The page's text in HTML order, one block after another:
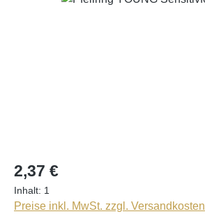
2,37 €
Inhalt: 1
Preise inkl. MwSt. zzgl. Versandkosten